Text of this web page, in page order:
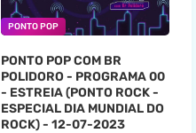
PONTO POP
PONTO POP COM BR
POLIDORO - PROGRAMA 00
- ESTREIA (PONTO ROCK -
ESPECIAL DIA MUNDIAL DO
ROCK) - 12-07-2023